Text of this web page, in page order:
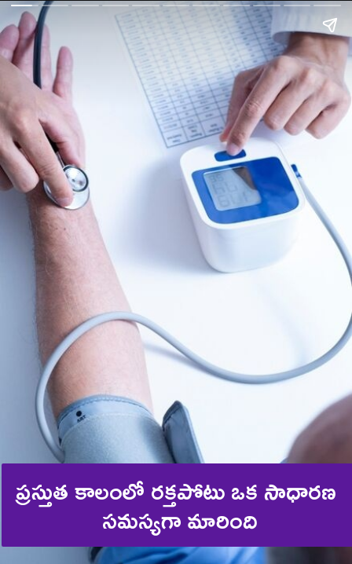
ప్రస్తుత కాలంలో రక్తపోటు ఒక సాధారణ
సమస్యగా మారింది